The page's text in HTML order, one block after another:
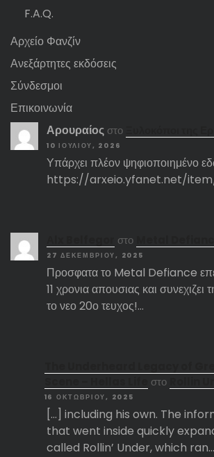
F.A.Q.
Αρχείο Φανζίν
Ανεξάρτητες εκδόσεις
Σύνδεσμοι
Επικοινωνία
Αρουραίος στο
10 ΙΟΥΛΊΟΥ, 2026
Υπάρχει πλέον ψηφιοποιημένο
https://arxeio.yfanet.net/
στο
27 ΔΕΚΕΜΒΡΊΟΥ, 2025
Προσφατα το Metal Defiance
11 χρονια απουσιας και συνεχιζει
το νεο 20ο τευχος!…
στο
16 ΟΚΤΩΒΡΊΟΥ, 2025
[…] including his own. The
that went inside quickly
called Rollin’ Under, which ran…